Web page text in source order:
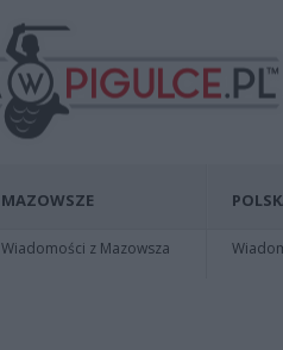
MAZOWSZE
Wiadomości z Mazowsza